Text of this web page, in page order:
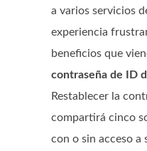
a varios servicios
experiencia
beneficios que
contraseña de ID
Restablecer la
compartirá cinco
con o sin acceso